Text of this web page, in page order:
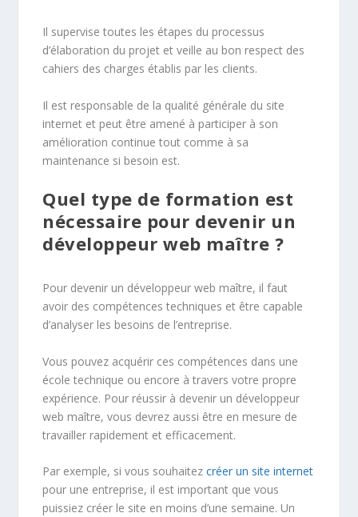
Il supervise toutes les étapes du processus
d’élaboration du projet et veille au bon respect des
cahiers des charges établis par les clients.
Il est responsable de la qualité générale du site
internet et peut être amené à participer à son
amélioration continue tout comme à sa
maintenance si besoin est.
Quel type de formation est
nécessaire pour devenir un
développeur web maître ?
Pour devenir un développeur web maître, il faut
avoir des compétences techniques et être capable
d’analyser les besoins de l’entreprise.
Vous pouvez acquérir ces compétences dans une
école technique ou encore à travers votre propre
expérience. Pour réussir à devenir un développeur
web maître, vous devrez aussi être en mesure de
travailler rapidement et efficacement.
Par exemple, si vous souhaitezcréer un site internet
pour une entreprise, il est important que vous
puissiez créer le site en moins d’une semaine. Un